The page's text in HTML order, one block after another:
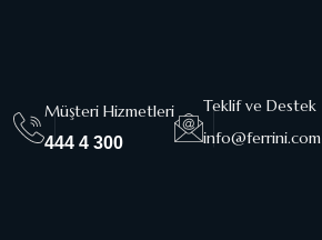
Müşteri Hizmetleri
444 4 300
Teklif ve Destek
info@ferrini.com